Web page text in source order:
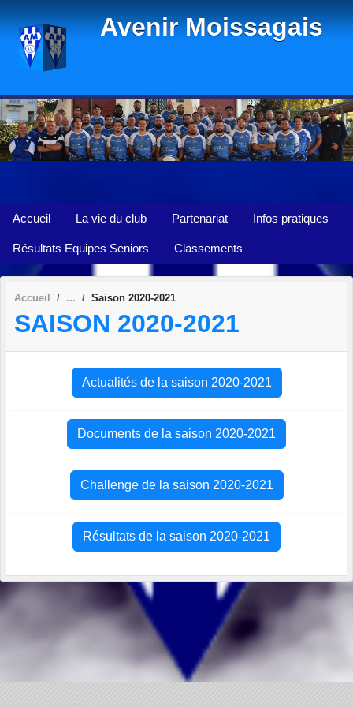
Avenir Moissagais
Accueil La vie du club Partenariat Infos pratiques
Résultats Equipes Seniors Classements
Accueil Saison 2020-2021
SAISON 2020-2021
Actualités de la saison 2020-2021
Documents de la saison 2020-2021
Challenge de la saison 2020-2021
Résultats de la saison 2020-2021